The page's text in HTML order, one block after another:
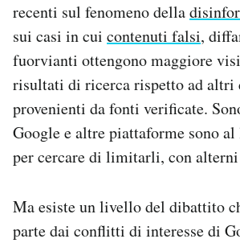
recenti sul fenomeno della
sui casi in cui contenuti falsi,
fuorvianti ottengono maggiore
risultati di ricerca rispetto ad altri
provenienti da fonti verificate.
Google e altre piattaforme sono
per cercare di limitarli, con alterni
Ma esiste un livello del dibattito
parte dai conflitti di interesse di